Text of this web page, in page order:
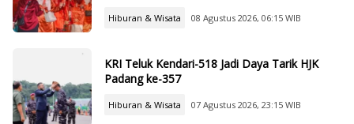
Hiburan & Wisata 08 Agustus 2026, 06:15 WIB
KRI Teluk Kendari-518 Jadi Daya Tarik HJK
Padang ke-357
Hiburan & Wisata 07 Agustus 2026, 23:15 WIB